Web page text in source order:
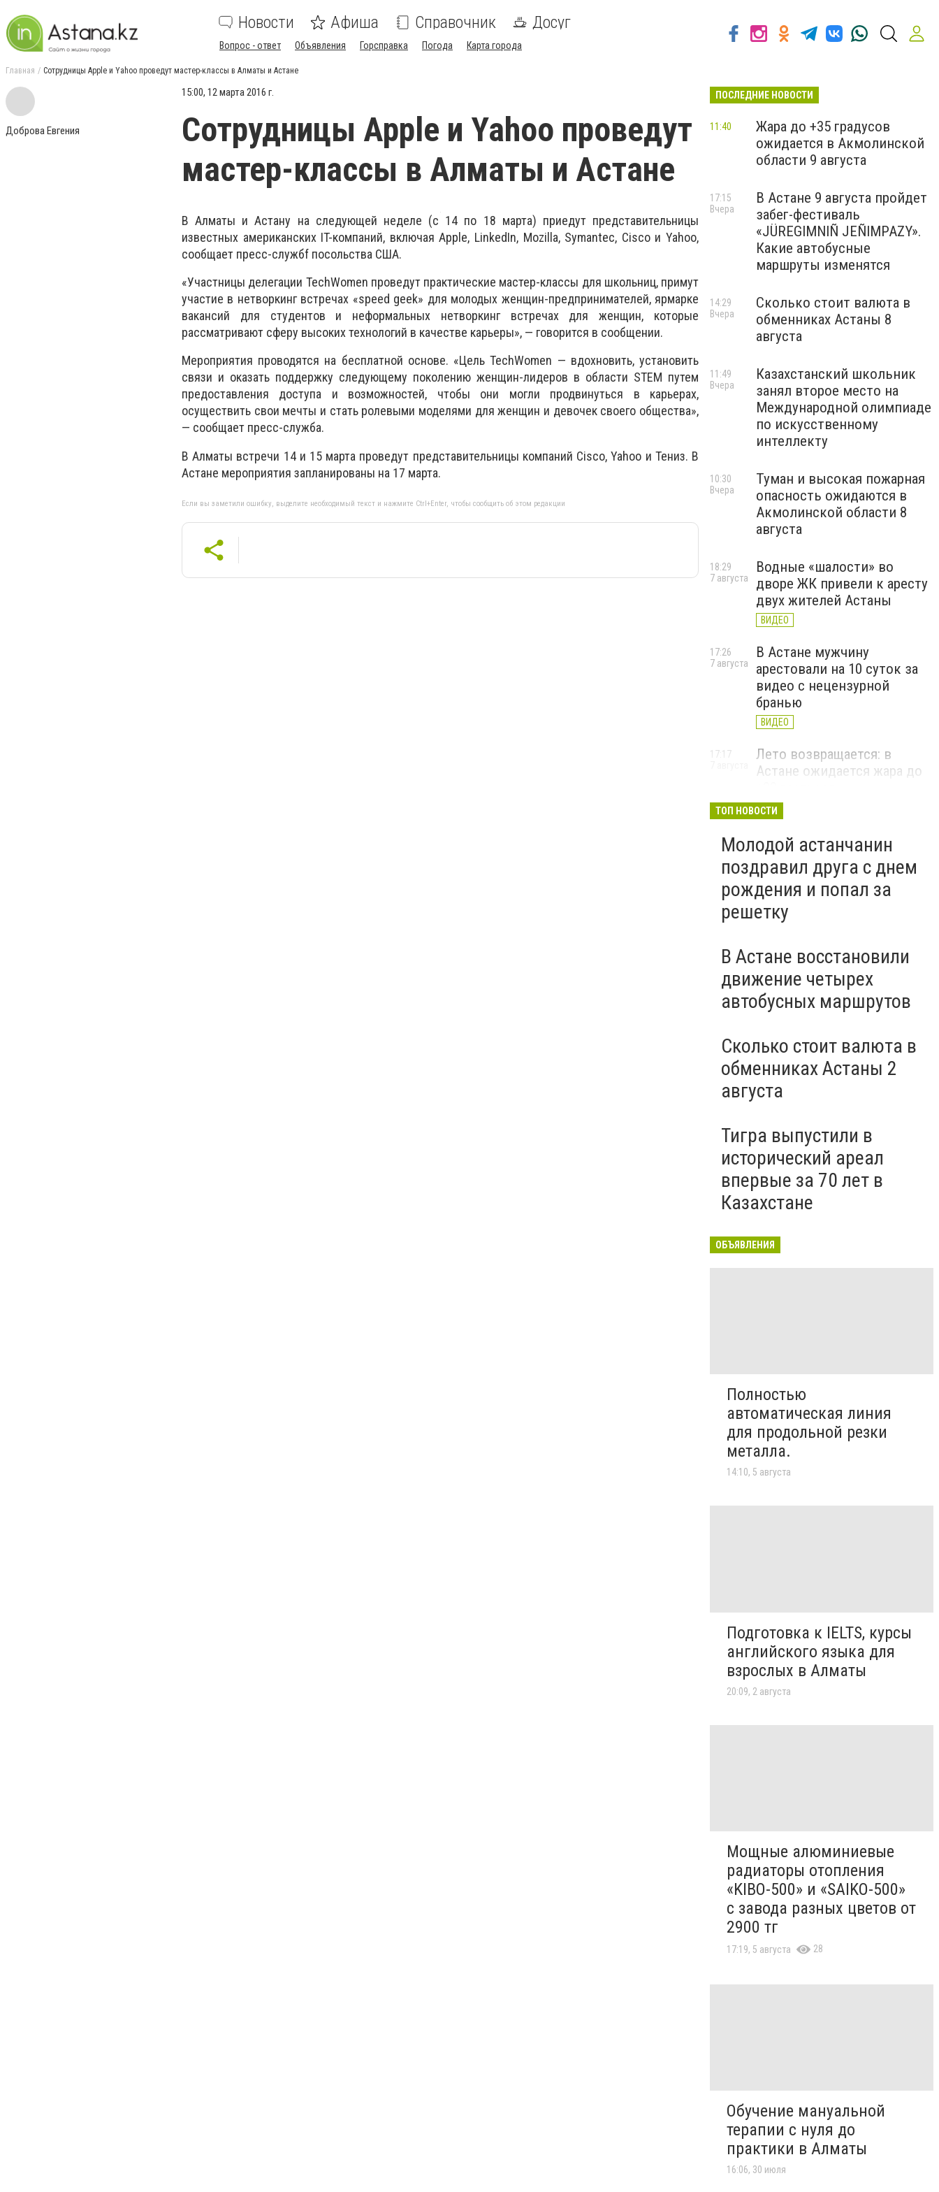
Новости Афиша Справочник Досуг
Вопрос - ответ Объявления Горсправка Погода Карта города
Главная Сотрудницы Apple и Yahoo проведут мастер-классы в Алматы и Астане
Доброва Евгения
15:00, 12 марта 2016 г.
Сотрудницы Apple и Yahoo проведут
мастер-классы в Алматы и Астане
В Алматы и Астану на следующей неделе (с 14 по 18 марта) приедут представительницы
известных американских IT-компаний, включая Apple, LinkedIn, Mozilla, Symantec, Cisco и Yahoo,
сообщает пресс-службf посольства США.
«Участницы делегации TechWomen проведут практические мастер-классы для школьниц, примут
участие в нетворкинг встречах «speed geek» для молодых женщин-предпринимателей, ярмарке
вакансий для студентов и неформальных нетворкинг встречах для женщин, которые
рассматривают сферу высоких технологий в качестве карьеры», — говорится в сообщении.
Мероприятия проводятся на бесплатной основе. «Цель TechWomen — вдохновить, установить
связи и оказать поддержку следующему поколению женщин-лидеров в области STEM путем
предоставления доступа и возможностей, чтобы они могли продвинуться в карьерах,
осуществить свои мечты и стать ролевыми моделями для женщин и девочек своего общества»,
— сообщает пресс-служба.
В Алматы встречи 14 и 15 марта проведут представительницы компаний Cisco, Yahoo и Тениз. В
Астане мероприятия запланированы на 17 марта.
Если вы заметили ошибку, выделите необходимый текст и нажмите Ctrl+Enter, чтобы сообщить об этом редакции
ПОСЛЕДНИЕ НОВОСТИ
Жара до +35 градусов
ожидается в Акмолинской
области 9 августа
11:40
В Астане 9 августа пройдет
забег-фестиваль
«JÜREGIMNIÑ JEÑIMPAZY».
Какие автобусные
маршруты изменятся
17:15
Вчера
Сколько стоит валюта в
обменниках Астаны 8
августа
14:29
Вчера
Казахстанский школьник
занял второе место на
Международной олимпиаде
по искусственному
интеллекту
11:49
Вчера
Туман и высокая пожарная
опасность ожидаются в
Акмолинской области 8
августа
10:30
Вчера
Водные «шалости» во
дворе ЖК привели к аресту
двух жителей Астаны
ВИДЕО
18:29
7 августа
В Астане мужчину
арестовали на 10 суток за
видео с нецензурной
бранью
ВИДЕО
17:26
7 августа
Лето возвращается: в
Астане ожидается жара до
17:17
ТОП НОВОСТИ
Молодой астанчанин
поздравил друга с днем
рождения и попал за
решетку
В Астане восстановили
движение четырех
автобусных маршрутов
Сколько стоит валюта в
обменниках Астаны 2
августа
Тигра выпустили в
исторический ареал
впервые за 70 лет в
Казахстане
ОБЪЯВЛЕНИЯ
Полностью
автоматическая линия
для продольной резки
металла.
14:10, 5 августа
Подготовка к IELTS, курсы
английского языка для
взрослых в Алматы
20:09, 2 августа
Мощные алюминиевые
радиаторы отопления
«KIBO-500» и «SAIKO-500»
с завода разных цветов от
2900 тг
17:19, 5 августа 28
Обучение мануальной
терапии с нуля до
практики в Алматы
16:06, 30 июля